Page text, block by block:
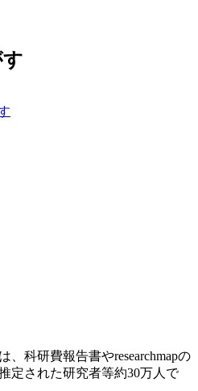
科研費報告書やresearchmapの
定された研究者等約30万人で